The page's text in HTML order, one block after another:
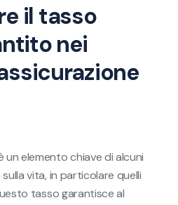
il tasso
nei
elemento chiave di alcuni
vita, in particolare quelli
tasso garantisce al